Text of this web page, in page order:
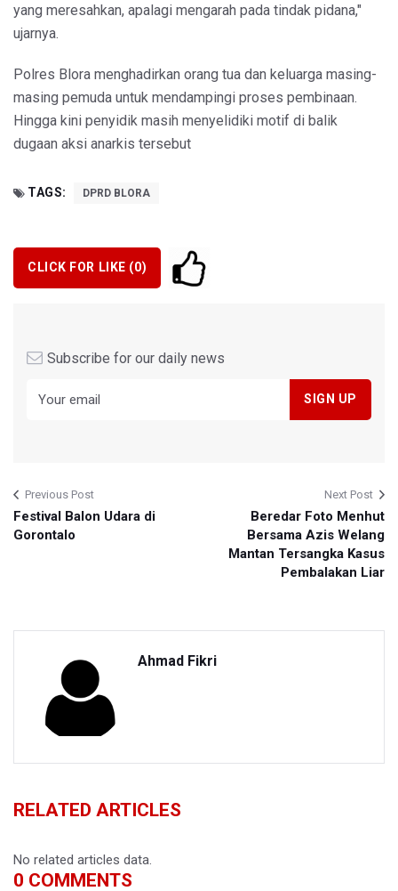
yang meresahkan, apalagi mengarah pada tindak pidana,"
ujarnya.
Polres Blora menghadirkan orang tua dan keluarga masing-
masing pemuda untuk mendampingi proses pembinaan.
Hingga kini penyidik masih menyelidiki motif di balik
dugaan aksi anarkis tersebut
TAGS: DPRD BLORA
CLICK FOR LIKE (0)
Subscribe for our daily news
Previous Post
Festival Balon Udara di
Gorontalo
Next Post
Beredar Foto Menhut
Bersama Azis Welang
Mantan Tersangka Kasus
Pembalakan Liar
Ahmad Fikri
RELATED ARTICLES
No related articles data.
0 COMMENTS